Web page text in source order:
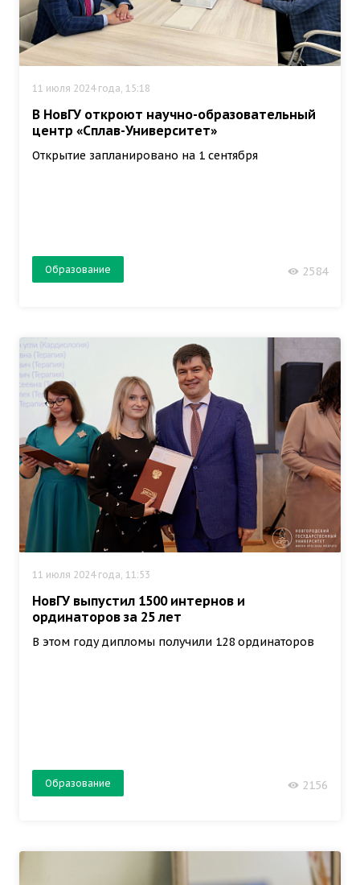
11 июля 2024 года, 15:18
В НовГУ откроют научно-образовательный
центр «Сплав-Университет»
Открытие запланировано на 1 сентября
Образование 2584
11 июля 2024 года, 11:53
НовГУ выпустил 1500 интернов и
ординаторов за 25 лет
В этом году дипломы получили 128 ординаторов
Образование 2156